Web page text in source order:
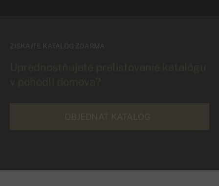
ZÍSKAJTE KATALÓG ZDARMA